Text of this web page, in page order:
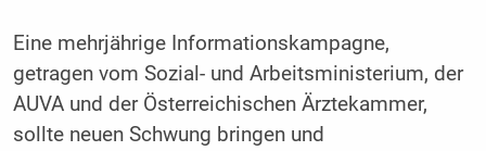
Eine mehrjährige Informationskampagne,
getragen vom Sozial- und Arbeitsministerium, der
AUVA und der Österreichischen Ärztekammer,
sollte neuen Schwung bringen und